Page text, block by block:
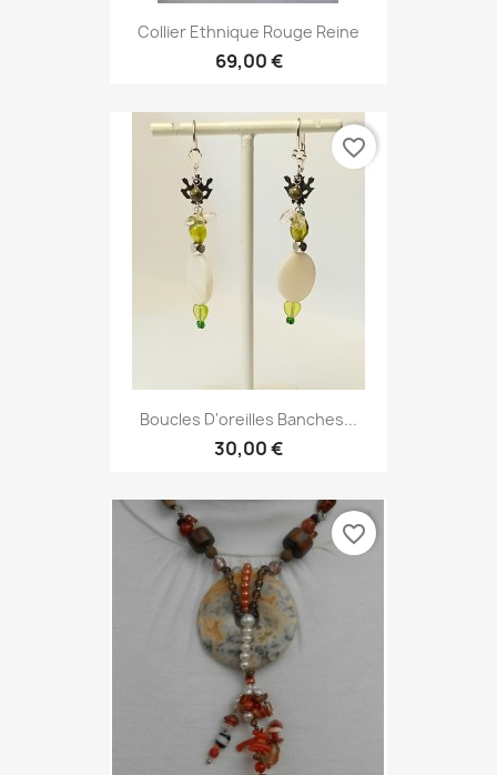
Collier Ethnique Rouge Reine
69,00 €
Boucles D'oreilles Banches...
30,00 €
favorite_border
favorite_border